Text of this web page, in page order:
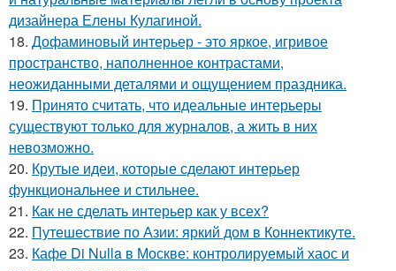
дизайнера Елены Кулагиной.
18. Дофаминовый интерьер - это яркое, игривое
пространство, наполненное контрастами,
неожиданными деталями и ощущением праздника.
19. Принято считать, что идеальные интерьеры
существуют только для журналов, а жить в них
невозможно.
20. Крутые идеи, которые сделают интерьер
функциональнее и стильнее.
21. Как не сделать интерьер как у всех?
22. Путешествие по Азии: яркий дом в Коннектикуте.
23. Кафе Di Nulla в Москве: контролируемый хаос и